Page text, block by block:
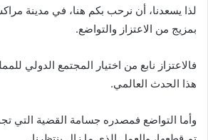
لذا يسعدنا، أن نرحب بكم هنا، في مدينة
بمزيج من الاعتزاز والتواضع.
فالاعتزاز نابع من اختيار المجتمع الدولي
هذا الحدث العالمي.
وأما التواضع فمصدره جسامة القضية التي